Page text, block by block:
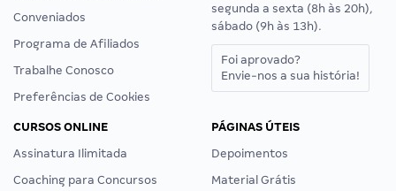
Conveniados
Programa de Afiliados
Trabalhe Conosco
Preferências de Cookies
segunda a sexta (8h às 20h),
sábado (9h às 13h).
Foi aprovado?
Envie-nos a sua história!
CURSOS ONLINE
Assinatura Ilimitada
Coaching para Concursos
PÁGINAS ÚTEIS
Depoimentos
Material Grátis